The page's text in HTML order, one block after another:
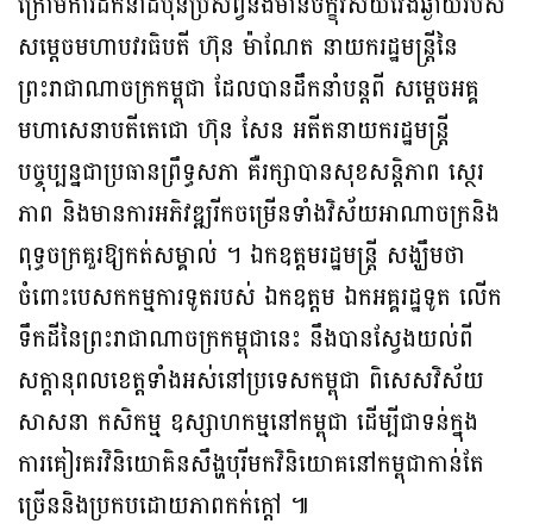
សម្តេចមហាបវរធិបតី ហ៊ុន ម៉ាណែត នាយករដ្ឋមន្ត្រីនៃ
ព្រះរាជាណាចក្រកម្ពុជា ដែលបានដឹកនាំបន្តពី សម្តេចអគ្គ
មហាសេនាបតីតេជោ ហ៊ុន សែន អតីតនាយករដ្ឋមន្ត្រី
បច្ចុប្បន្នជាប្រធានព្រឹទ្ធសភា គឺរក្សាបានសុខសន្តិភាព ស្ថេរ
ភាព និងមានការអភិវឌ្ឍរីកចម្រើនទាំងវិស័យអាណាចក្រនិង
ពុទ្ធចក្រគួរឱ្យកត់សម្គាល់ ។ ឯកឧត្តមរដ្ឋមន្រ្តី សង្ឃឹមថា
ចំពោះបេសកកម្មការទូតរបស់ ឯកឧត្តម ឯកអគ្គរដ្ឋទូត លើក
ទឹកដីនៃព្រះរាជាណាចក្រកម្ពុជានេះ នឹងបានស្វែងយល់ពី
សក្តានុពលខេត្តទាំងអស់នៅប្រទេសកម្ពុជា ពិសេសវិស័យ
សាសនា កសិកម្ម ឧស្សាហកម្មនៅកម្ពុជា ដើម្បីជាទន់ក្នុង
ការគៀរគរវិនិយោគិនសឹង្ហបុរីមកវិនិយោគនៅកម្ពុជាកាន់តែ
ច្រើននិងប្រកបដោយភាពកក់ក្តៅ ៕